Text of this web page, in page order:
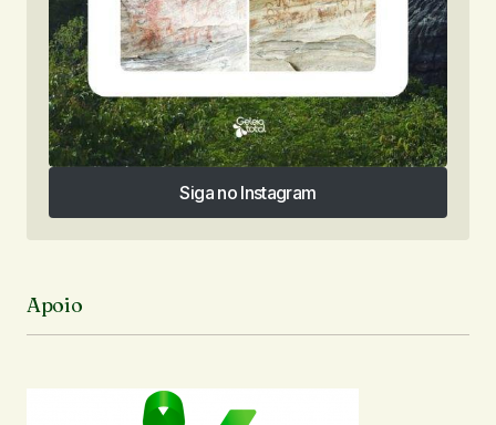
Siga no Instagram
Siga no Instagram
Apoio